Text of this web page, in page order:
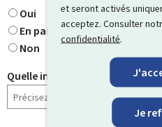
et seront activés
acceptez. Consulter
confidentialité.
Je
Oui
En partie
Non
Quelle information cherchiez-